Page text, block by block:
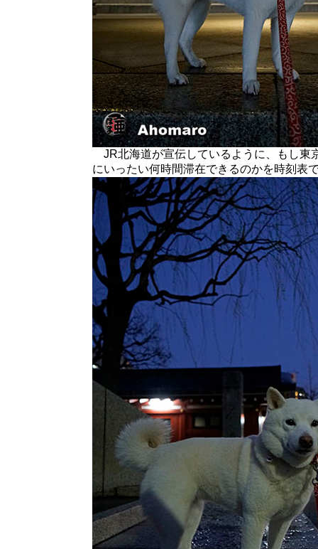
JR北海道が宣伝しているように、もし東
にいったい何時間滞在できるのかを時刻表